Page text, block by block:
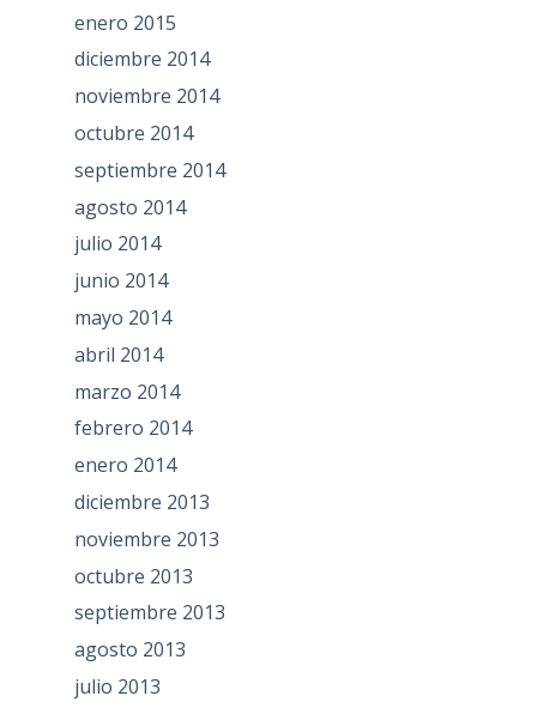
enero 2015
diciembre 2014
noviembre 2014
octubre 2014
septiembre 2014
agosto 2014
julio 2014
junio 2014
mayo 2014
abril 2014
marzo 2014
febrero 2014
enero 2014
diciembre 2013
noviembre 2013
octubre 2013
septiembre 2013
agosto 2013
julio 2013